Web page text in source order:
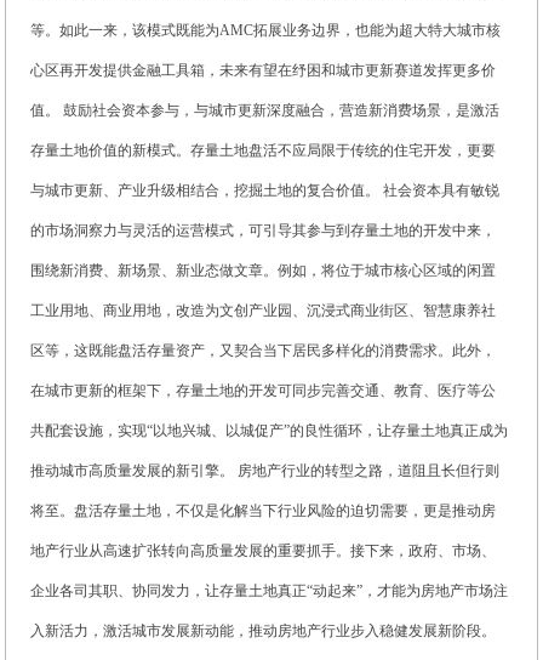
等。如此一来，该模式既能为AMC拓展业务边界，也能为超大特大城市核
心区再开发提供金融工具箱，未来有望在纾困和城市更新赛道发挥更多价
值。 鼓励社会资本参与，与城市更新深度融合，营造新消费场景，是激活
存量土地价值的新模式。存量土地盘活不应局限于传统的住宅开发，更要
与城市更新、产业升级相结合，挖掘土地的复合价值。 社会资本具有敏锐
的市场洞察力与灵活的运营模式，可引导其参与到存量土地的开发中来，
围绕新消费、新场景、新业态做文章。例如，将位于城市核心区域的闲置
工业用地、商业用地，改造为文创产业园、沉浸式商业街区、智慧康养社
区等，这既能盘活存量资产，又契合当下居民多样化的消费需求。此外，
在城市更新的框架下，存量土地的开发可同步完善交通、教育、医疗等公
共配套设施，实现“以地兴城、以城促产”的良性循环，让存量土地真正成为
推动城市高质量发展的新引擎。 房地产行业的转型之路，道阻且长但行则
将至。盘活存量土地，不仅是化解当下行业风险的迫切需要，更是推动房
地产行业从高速扩张转向高质量发展的重要抓手。接下来，政府、市场、
企业各司其职、协同发力，让存量土地真正“动起来”，才能为房地产市场注
入新活力，激活城市发展新动能，推动房地产行业步入稳健发展新阶段。